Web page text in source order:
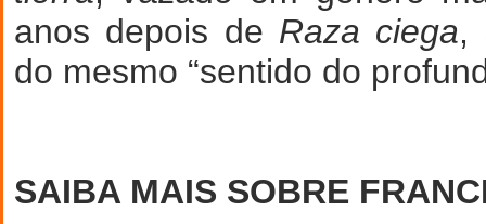
anos depois de Raza ciega,
do mesmo “sentido do
SAIBA MAIS SOBRE